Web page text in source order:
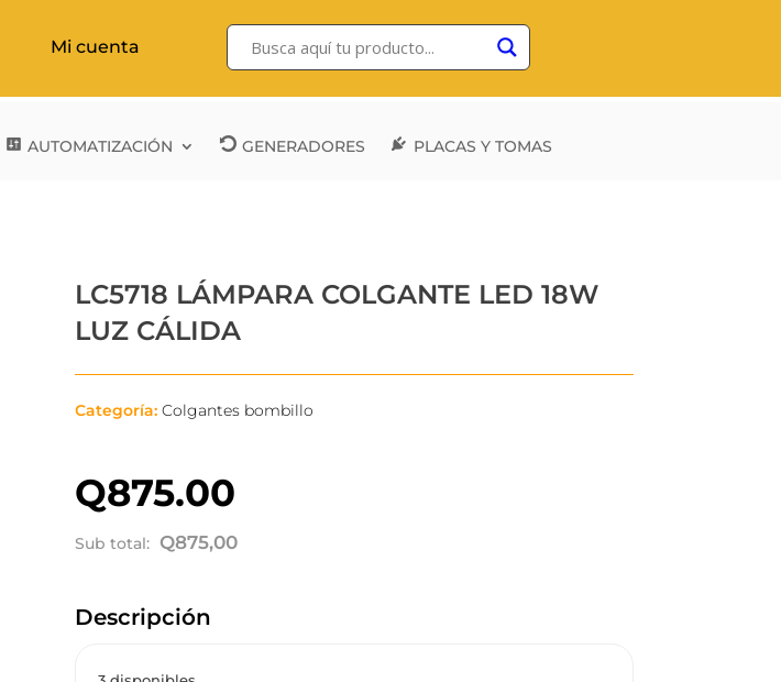
Mi cuenta
AUTOMATIZACIÓN GENERADORES PLACAS Y TOMAS
LC5718 LÁMPARA COLGANTE LED 18W
LUZ CÁLIDA
Categoría: Colgantes bombillo
Q875.00
Sub total: Q875,00
Descripción